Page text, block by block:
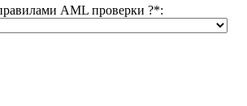
AML проверки ?*: